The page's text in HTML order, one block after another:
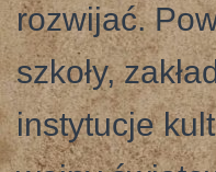
rozwijać.
szkoły,
instytucje